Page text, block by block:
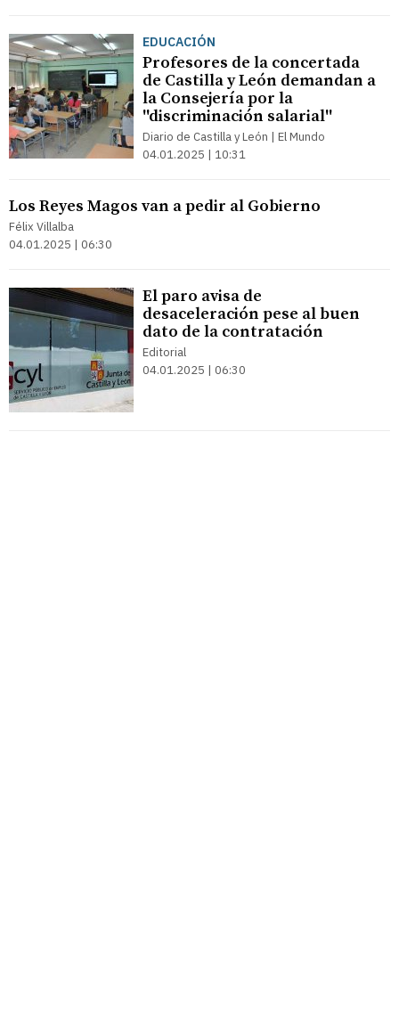
EDUCACIÓN
Profesores de la concertada
de Castilla y León demandan a
la Consejería por la
''discriminación salarial''
Diario de Castilla y León | El Mundo
04.01.2025 | 10:31
Los Reyes Magos van a pedir al Gobierno
Félix Villalba
04.01.2025 | 06:30
El paro avisa de
desaceleración pese al buen
dato de la contratación
Editorial
04.01.2025 | 06:30